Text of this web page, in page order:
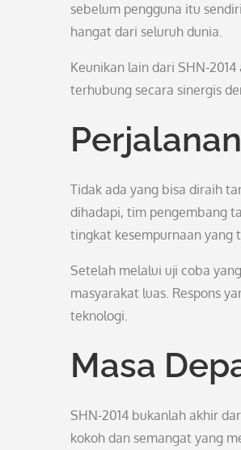
sebelum pengguna itu
hangat dari seluruh dunia.
Keunikan lain dari SHN-
terhubung secara sinergis
Tidak ada yang bisa diraih
dihadapi, tim pengembang
tingkat kesempurnaan yang
Setelah melalui uji coba
masyarakat luas. Respons
teknologi.
Masa
SHN-2014 bukanlah akhir
kokoh dan semangat yang